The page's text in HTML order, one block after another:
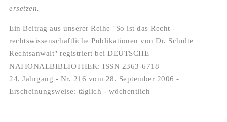
ersetzen.
Ein Beitrag aus unserer Reihe "So ist das Recht -
rechtswissenschaftliche Publikationen von Dr. Schulte
Rechtsanwalt" registriert bei DEUTSCHE
NATIONALBIBLIOTHEK: ISSN 2363-6718
24. Jahrgang - Nr. 216 vom 28. September 2006 -
Erscheinungsweise: täglich - wöchentlich